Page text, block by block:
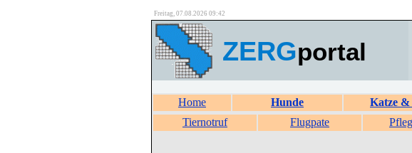
Freitag, 07.08.2026 09:42
ZERGportal
Home Hunde Katze &
Tiernotruf
Flugpate